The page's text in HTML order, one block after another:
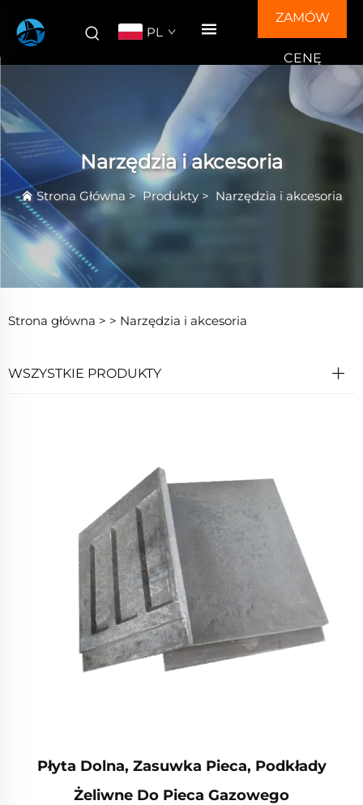
PL
ZAMÓW
CENĘ
Narzędzia i akcesoria
Strona Główna >Produkty> Narzędzia i akcesoria
Strona główna > > Narzędzia i akcesoria
WSZYSTKIE PRODUKTY
Płyta Dolna, Zasuwka Pieca, Podkłady
Żeliwne Do Pieca Gazowego